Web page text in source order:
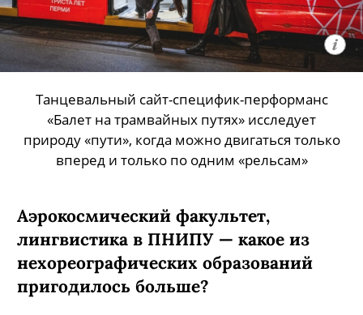
Танцевальный сайт-специфик-перформанс
«Балет на трамвайных путях» исследует
природу «пути», когда можно двигаться только
вперед и только по одним «рельсам»
Аэрокосмический факультет,
лингвистика в ПНИПУ — какое из
нехореографических образований
пригодилось больше?